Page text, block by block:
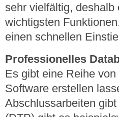
sehr vielfältig,
wichtigsten
einen schnellen
Professionelles
Es gibt eine Reihe
Software erstellen
Abschlussarbeiten